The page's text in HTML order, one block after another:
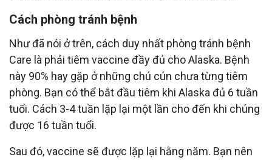
Cách phòng tránh bệnh
Như đã nói ở trên, cách duy nhất phòng tránh bệnh
Care là phải tiêm vaccine đầy đủ cho Alaska. Bệnh
này 90% hay gặp ở những chú cún chưa từng tiêm
phòng. Bạn có thể bắt đầu tiêm khi Alaska đủ 6 tuần
tuổi. Cách 3-4 tuần lặp lại một lần cho đến khi chúng
được 16 tuần tuổi.
Sau đó, vaccine sẽ được lặp lại hằng năm. Bạn nên